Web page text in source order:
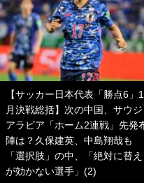
【サッカー日本代表「勝点6」
月決戦総括】次の中国、サウジ
アラビア「ホーム2連戦」先発
陣は？久保建英、中島翔哉も
「選択肢」の中、「絶対に替え
が効かない選手」(2)